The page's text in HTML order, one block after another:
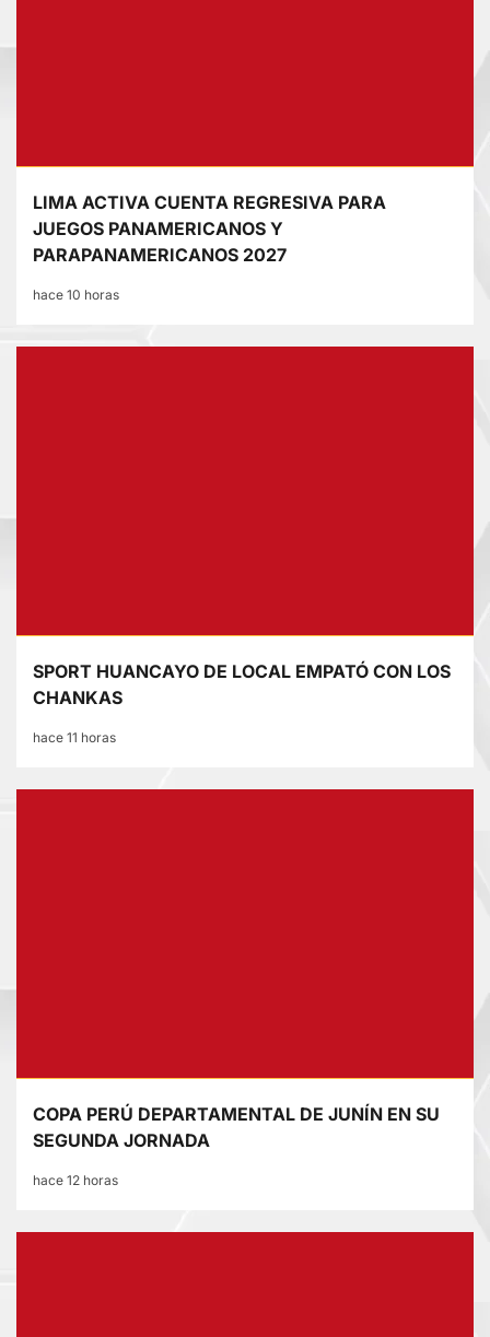
LIMA ACTIVA CUENTA REGRESIVA PARA
JUEGOS PANAMERICANOS Y
PARAPANAMERICANOS 2027
hace 10 horas
SPORT HUANCAYO DE LOCAL EMPATÓ CON LOS
CHANKAS
hace 11 horas
COPA PERÚ DEPARTAMENTAL DE JUNÍN EN SU
SEGUNDA JORNADA
hace 12 horas